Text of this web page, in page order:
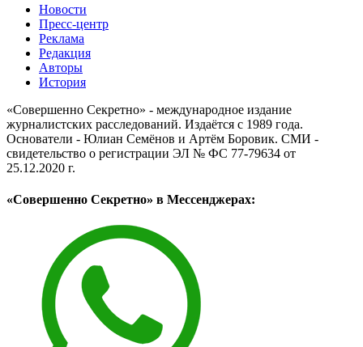
Новости
Пресс-центр
Реклама
Редакция
Авторы
История
«Совершенно Секретно» - международное издание
журналистских расследований. Издаётся с 1989 года.
Основатели - Юлиан Семёнов и Артём Боровик. CМИ -
свидетельство о регистрации ЭЛ № ФС 77-79634 от
25.12.2020 г.
«Совершенно Секретно» в Мессенджерах: